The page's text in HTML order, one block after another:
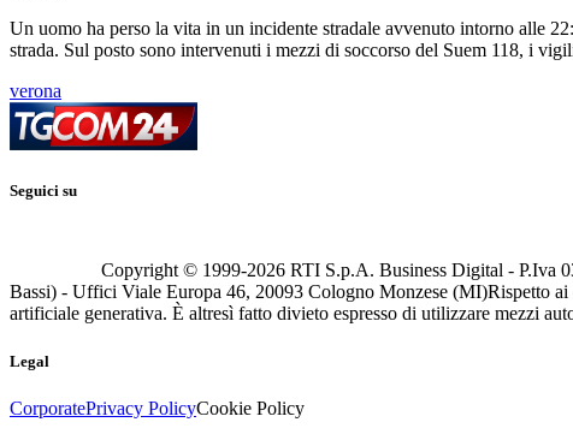
Un uomo ha perso la vita in un incidente stradale avvenuto intorno alle
strada. Sul posto sono intervenuti i mezzi di soccorso del Suem 118, i
verona
Seguici su
Copyright © 1999-2026 RTI S.p.A. Business Digital - P.Iva
Bassi) - Uffici Viale Europa 46, 20093 Cologno Monzese (MI)Rispetto ai
artificiale generativa. È altresì fatto divieto espresso di utilizzare mezzi
Legal
CorporatePrivacy PolicyCookie Policy